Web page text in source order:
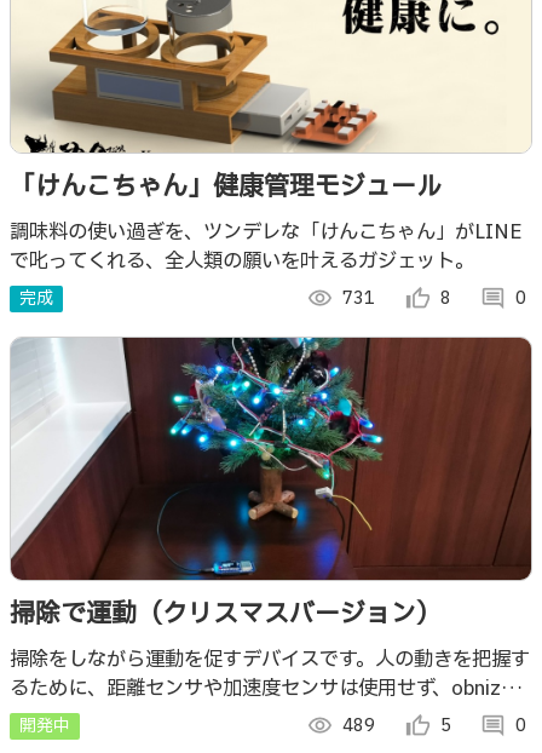
「けんこちゃん」健康管理モジュール
調味料の使い過ぎを、ツンデレな「けんこちゃん」がLINE
で叱ってくれる、全人類の願いを叶えるガジェット。
完成 visibility 731 thumb_up_alt 8 comment 0
掃除で運動（クリスマスバージョン）
掃除をしながら運動を促すデバイスです。人の動きを把握す
るために、距離センサや加速度センサは使用せず、obnizの
BLEの電波強度を使用しました。このため、obnizとスマホ
があれば使用できます。
開発中 visibility 489 thumb_up_alt 5 comment 0